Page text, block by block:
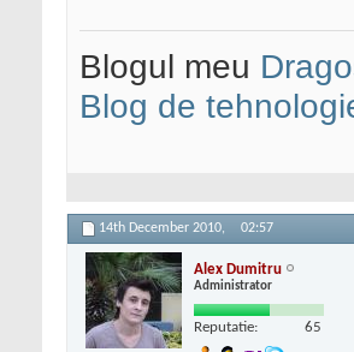
Blogul meu
Blog de
14th December 2010, 02:57
Alex Dumitru
Administrator
Reputatie: 65